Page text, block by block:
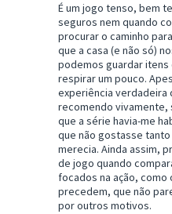
É um jogo tenso, bem
seguros nem quando
procurar o caminho
que a casa (e não só)
podemos guardar
respirar um pouco.
experiência verdadeira
recomendo vivamente,
que a série havia-me
que não gostasse
merecia. Ainda assim,
de jogo quando
focados na ação,
precedem, que não
por outros motivos.